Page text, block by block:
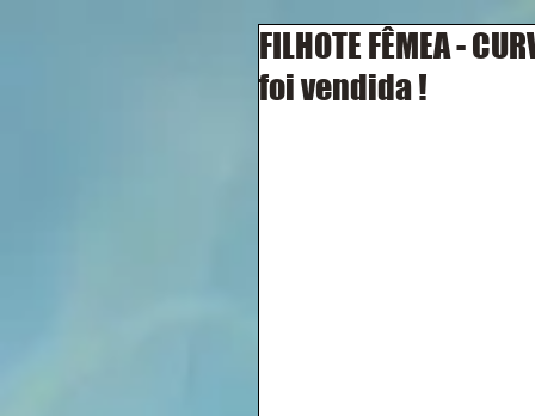
FILHOTE FÊMEA -
foi vendida !